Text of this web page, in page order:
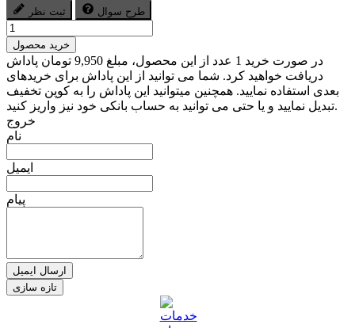
ثبت نظر طرح سوال
خرید محصول
در صورت خرید 1 عدد از این محصول، مبلغ 9,950 تومان پاداش
دریافت خواهید کرد. شما می توانید از این پاداش برای خریدهای
بعدی استفاده نمایید. همچنین میتوانید این پاداش را به کوپن تخفیف
تبدیل نمایید و یا حتی می توانید به حساب بانکی خود نیز واریز کنید.
خروج
نام
ایمیل
پیام
ارسال ایمیل